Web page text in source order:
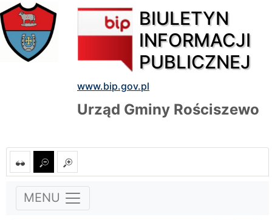
BIULETYN
INFORMACJI
PUBLICZNEJ
www.bip.gov.pl
Urząd Gminy Rościszewo
MENU